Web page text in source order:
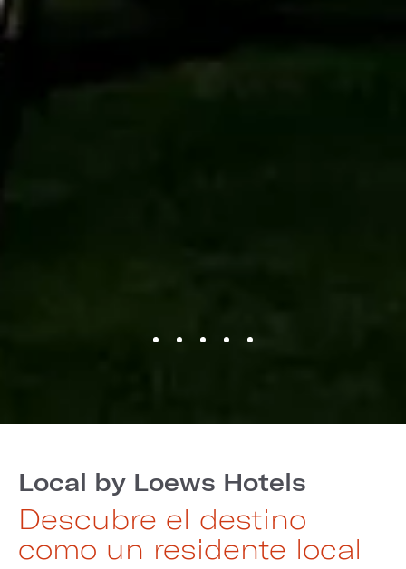
Local by Loews Hotels
Descubre el destino
como un residente local